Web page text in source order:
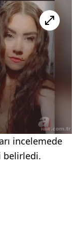
incelemede
belirledi.